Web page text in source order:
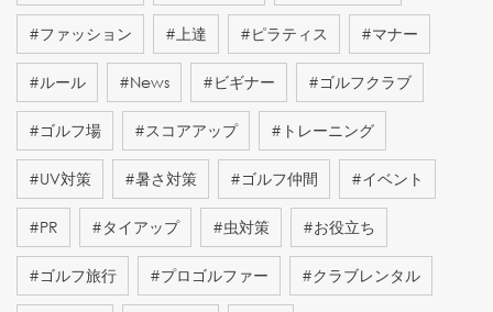
#ファッション #上達 #ピラティス #マナー
#ルール #News #ビギナー #ゴルフクラブ
#ゴルフ場 #スコアアップ # トレーニング
#UV対策 #暑さ対策 #ゴルフ仲間 #イベント
#PR #タイアップ #虫対策 #お役立ち
#ゴルフ旅行 #プロゴルファー #クラブレンタル